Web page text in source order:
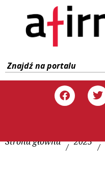
Strona główna / 2025 /